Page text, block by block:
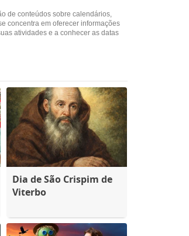
de conteúdos sobre calendários,
concentra em oferecer informações
atividades e a conhecer as datas
Dia de São Crispim de
Viterbo